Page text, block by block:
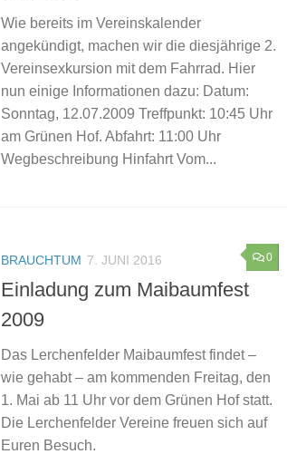
Wie bereits im Vereinskalender
angekündigt, machen wir die diesjährige 2.
Vereinsexkursion mit dem Fahrrad. Hier
nun einige Informationen dazu: Datum:
Sonntag, 12.07.2009 Treffpunkt: 10:45 Uhr
am Grünen Hof. Abfahrt: 11:00 Uhr
Wegbeschreibung Hinfahrt Vom...
0
BRAUCHTUM 7. JUNI 2016
Einladung zum Maibaumfest
2009
Das Lerchenfelder Maibaumfest findet –
wie gehabt – am kommenden Freitag, den
1. Mai ab 11 Uhr vor dem Grünen Hof statt.
Die Lerchenfelder Vereine freuen sich auf
Euren Besuch.